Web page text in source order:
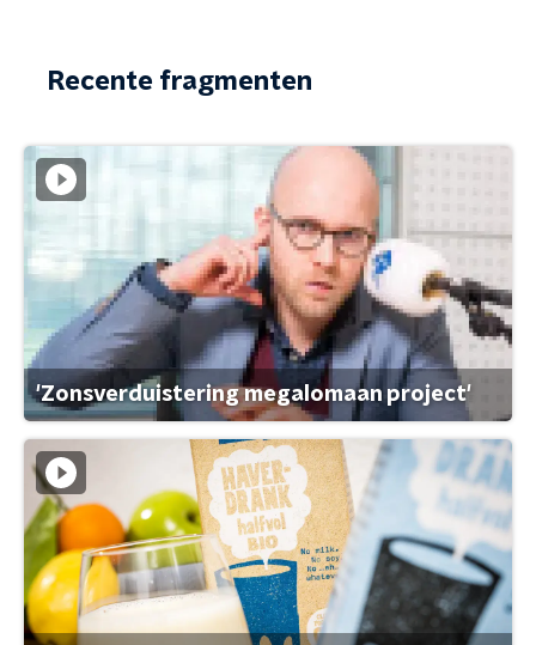
Recente fragmenten
'Zonsverduistering megalomaan project'